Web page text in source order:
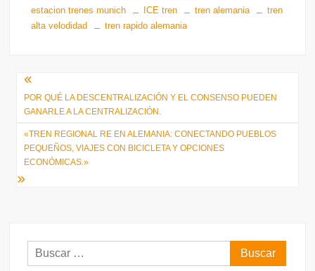
estacion trenes munich ICE tren tren alemania
tren
alta velodidad
tren rapido alemania
Navegación
de
entradas
POR QUÉ LA DESCENTRALIZACIÓN Y EL CONSENSO PUEDEN
GANARLE A LA CENTRALIZACIÓN.
«TREN REGIONAL RE EN ALEMANIA: CONECTANDO PUEBLOS
PEQUEÑOS, VIAJES CON BICICLETA Y OPCIONES
ECONÓMICAS.»
Buscar: